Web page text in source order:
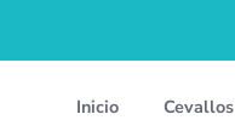
Inicio Cevallos